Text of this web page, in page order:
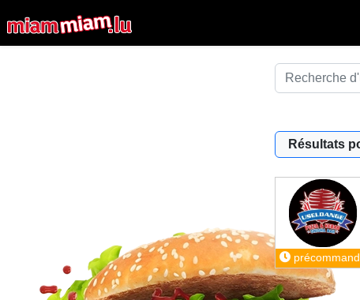
Résultats